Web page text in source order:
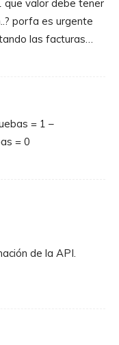
que valor debe tener
porfa es urgente
las facturas…
= 1 –
= 0
de la API.